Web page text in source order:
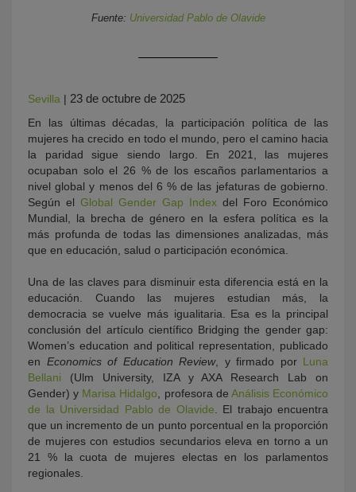
Fuente: Universidad Pablo de Olavide
Sevilla | 23 de octubre de 2025
En las últimas décadas, la participación política de las
mujeres ha crecido en todo el mundo, pero el camino hacia
la paridad sigue siendo largo. En 2021, las mujeres
ocupaban solo el 26 % de los escaños parlamentarios a
nivel global y menos del 6 % de las jefaturas de gobierno.
Según el Global Gender Gap Index del Foro Económico
Mundial, la brecha de género en la esfera política es la
más profunda de todas las dimensiones analizadas, más
que en educación, salud o participación económica.
Una de las claves para disminuir esta diferencia está en la
educación. Cuando las mujeres estudian más, la
democracia se vuelve más igualitaria. Esa es la principal
conclusión del artículo científico Bridging the gender gap:
Women’s education and political representation, publicado
en Economics of Education Review, y firmado por Luna
Bellani (Ulm University, IZA y AXA Research Lab on
Gender) y Marisa Hidalgo , profesora de Análisis Económico
de la Universidad Pablo de Olavide . El trabajo encuentra
que un incremento de un punto porcentual en la proporción
de mujeres con estudios secundarios eleva en torno a un
21 % la cuota de mujeres electas en los parlamentos
regionales.